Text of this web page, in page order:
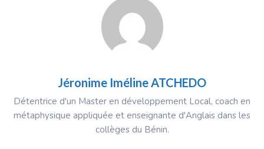
Jéronime Iméline ATCHEDO
Détentrice d'un Master en développement Local, coach en
métaphysique appliquée et enseignante d'Anglais dans les
collèges du Bénin.